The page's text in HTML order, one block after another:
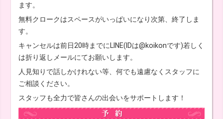
ます。
無料クロークはスペースがいっぱいになり次第、終了しま
す。
キャンセルは前日20時までにLINE(IDは@koikonです)若しく
は折り返しメールにてお願いします。
人見知りで話しかけれない等、何でも遠慮なくスタッフに
ご相談ください。
スタッフも全力で皆さんの出会いをサポートします！